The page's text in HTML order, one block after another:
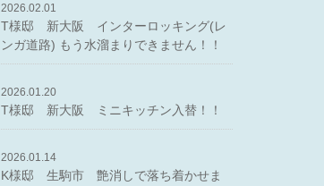
2026.02.01
T様邸 新大阪 インターロッキング(レ
ンガ道路) もう水溜まりできません！！
2026.01.20
T様邸 新大阪 ミニキッチン入替！！
2026.01.14
K様邸 生駒市 艶消しで落ち着かせま